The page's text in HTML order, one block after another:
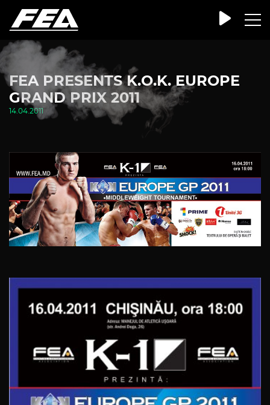
FEA PRESENTS K.O.K. EUROPE
GRAND PRIX 2011
14.04.2011